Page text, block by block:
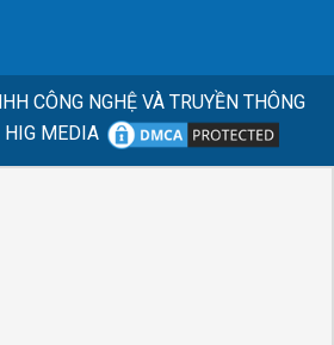
CÔNG NGHỆ VÀ TRUYỀN THÔNG
HIG MEDIA